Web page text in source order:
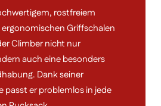
rostfreiem
Griffschalen
Climber nicht nur
auch eine besonders
Dank seiner
passt er problemlos in jede